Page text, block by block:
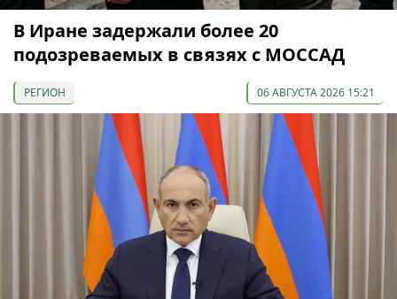
В Иране задержали более 20
подозреваемых в связях с МОССАД
РЕГИОН 06 АВГУСТА 2026 15:21